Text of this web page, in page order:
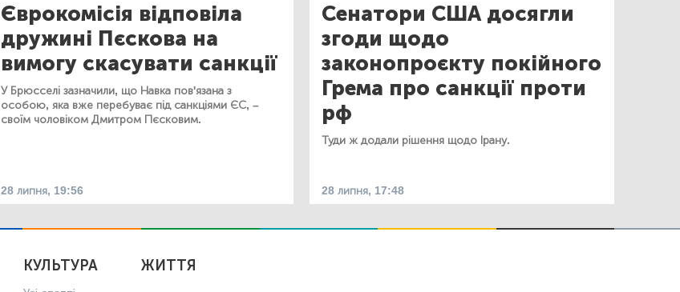
Єврокомісія відповіла
дружині Пєскова на
вимогу скасувати санкції
У Брюсселі зазначили, що Навка пов'язана з
особою, яка вже перебуває під санкціями ЄС, –
своїм чоловіком Дмитром Пєсковим.
28 липня, 19:56
Сенатори США досягли
згоди щодо
законопроєкту покійного
Грема про санкції проти
рф
Туди ж додали рішення щодо Ірану.
28 липня, 17:48
КУЛЬТУРА ЖИТТЯ